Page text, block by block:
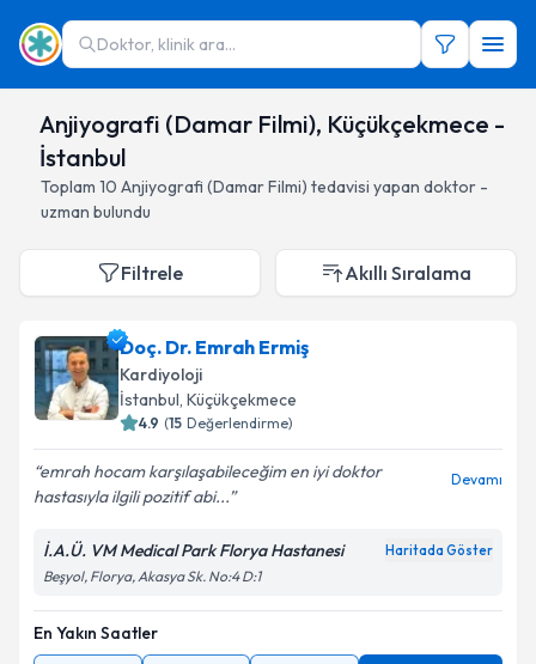
Doktor, klinik ara...
Anjiyografi (Damar Filmi), Küçükçekmece -
İstanbul
Toplam 10 Anjiyografi (Damar Filmi) tedavisi yapan doktor -
uzman bulundu
Filtrele Akıllı Sıralama
Doç. Dr. Emrah Ermiş
Kardiyoloji
İstanbul, Küçükçekmece
4.9 (15 Değerlendirme)
emrah hocam karşılaşabileceğim en iyi doktor
hastasıyla ilgili pozitif abi...
Devamı
İ.A.Ü. VM Medical Park Florya Hastanesi Haritada Göster
Beşyol, Florya, Akasya Sk. No:4 D:1
En Yakın Saatler